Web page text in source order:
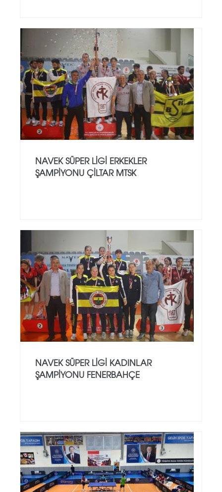
NAVEK SÜPER LİGİ ERKEKLER
ŞAMPİYONU ÇİLTAR MTSK
NAVEK SÜPER LİGİ KADINLAR
ŞAMPİYONU FENERBAHÇE